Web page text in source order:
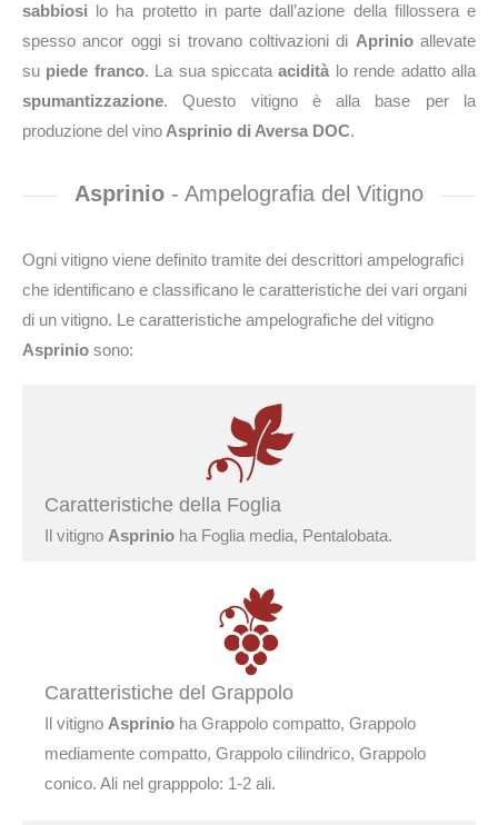
sabbiosi lo ha protetto in parte dall’azione della fillossera e
spesso ancor oggi si trovano coltivazioni di Aprinioallevate
su piede franco. La sua spiccataacidità lo rende adatto alla
spumantizzazione. Questo vitigno è alla base per la
produzione del vino Asprinio di Aversa DOC.
Asprinio - Ampelografia del Vitigno
Ogni vitigno viene definito tramite dei descrittori ampelografici
che identificano e classificano le caratteristiche dei vari organi
di un vitigno. Le caratteristiche ampelografiche del vitigno
Asprinio sono:
Caratteristiche della Foglia
Il vitigno Asprinio ha Foglia media, Pentalobata.
Caratteristiche del Grappolo
Il vitigno Asprinio ha Grappolo compatto, Grappolo
mediamente compatto, Grappolo cilindrico, Grappolo
conico. Ali nel grapppolo: 1-2 ali.